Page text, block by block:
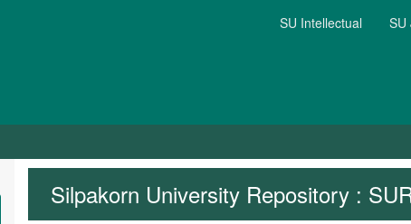
SU Intellectual SU
Silpakorn University Repository :